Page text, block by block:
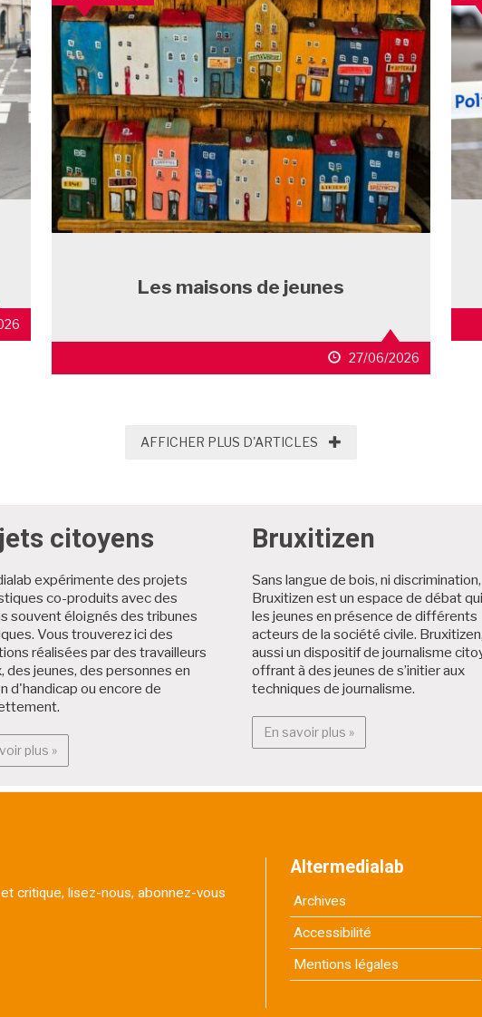
Les maisons de jeunes
27/06/2026
AFFICHER PLUS D'ARTICLES AFFICHER PLUS
citoyens
expérimente des projets
co-produits avec des
souvent éloignés des tribunes
Vous trouverez ici des
réalisées par des travailleurs
des jeunes, des personnes en
d'handicap ou encore de
plus »En savoir plus : Projets citoyens
Bruxitizen
Sans langue de bois, ni discrimination,
Bruxitizen est un espace de débat
les jeunes en présence de différents
acteurs de la société civile.
aussi un dispositif de journalisme
offrant à des jeunes de s’initier aux
techniques de journalisme.
En savoir plus »En savoir plus :
critique, lisez-nous, abonnez-vous
Altermedialab
Archives
Accessibilité
Mentions légales